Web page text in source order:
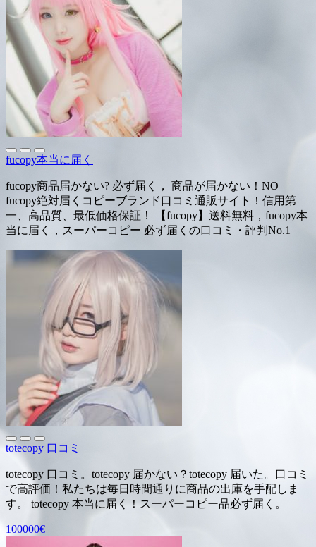
fucopy本当に届く
fucopy商品届かない? 必ず届く， 商品が届かない！NO
fucopy絶対届くコピーブランド口コミ通販サイト！信用第
一、高品質、最低価格保証！ 【fucopy】送料無料，fucopy本
当に届く，スーパーコピー 必ず届くの口コミ・評判No.1
totecopy 口コミ
totecopy 口コミ。totecopy 届かない？totecopy 届いた。口コミ
で高評価！私たちは毎日時間通りに商品の出庫を手配しま
す。 totecopy 本当に届く！スーパーコピー品必ず届く。
100000€